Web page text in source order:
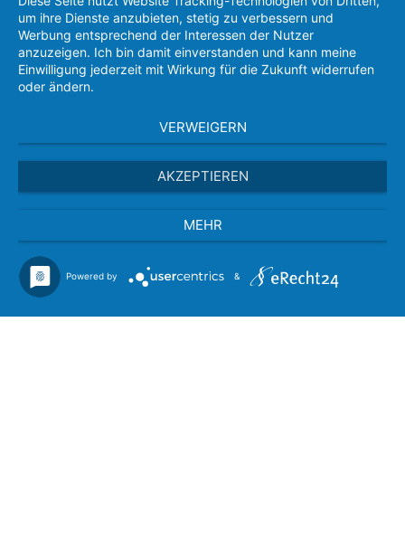
um ihre Dienste anzubieten, stetig zu verbessern und
Werbung entsprechend der Interessen der Nutzer
anzuzeigen. Ich bin damit einverstanden und kann meine
Einwilligung jederzeit mit Wirkung für die Zukunft widerrufen
oder ändern.
VERWEIGERN
AKZEPTIEREN
MEHR
Powered by &